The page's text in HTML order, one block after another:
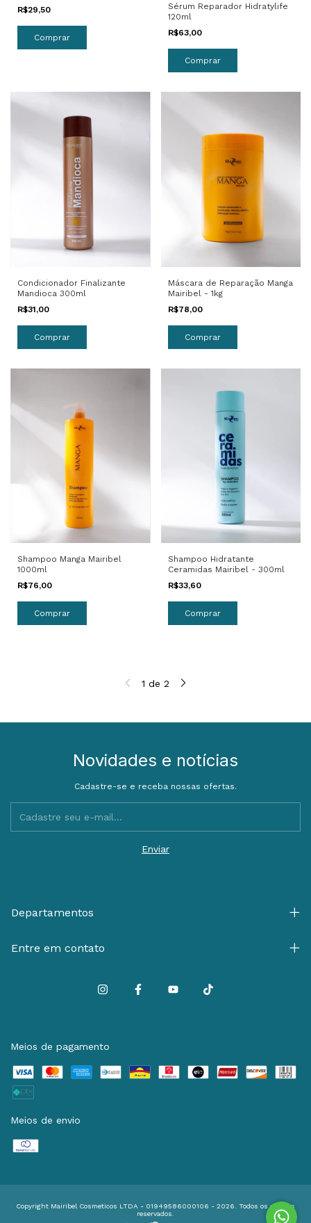
R$29,50
Sérum Reparador Hidratylife
120ml
R$63,00
Condicionador Finalizante
Mandioca 300ml
R$31,00
Máscara de Reparação Manga
Mairibel - 1kg
R$78,00
Shampoo Manga Mairibel
1000ml
R$76,00
Shampoo Hidratante
Ceramidas Mairibel - 300ml
R$33,60
1 de 2
Novidades e notícias
Cadastre-se e receba nossas ofertas.
Departamentos
Entre em contato
Meios de pagamento
Meios de envio
Copyright Mairibel Cosmeticos LTDA - 01949586000106 - 2026. Todos os direitos
reservados.